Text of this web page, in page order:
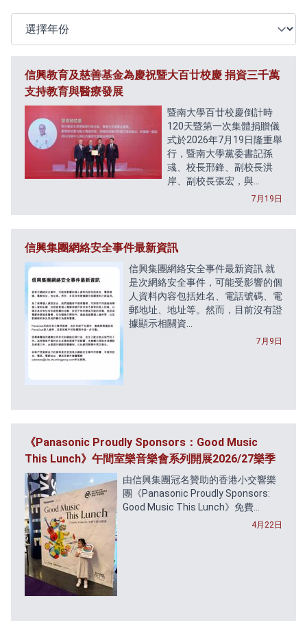
信興教育及慈善基金為慶祝暨大百廿校慶 捐資三千萬
支持教育與醫療發展
暨南大學百廿校慶倒計時
120天暨第一次集體捐贈儀
式於2026年7月19日隆重舉
行，暨南大學黨委書記孫
彧、校長邢鋒、副校長洪
岸、副校長張宏，與...
7月19日
信興集團網絡安全事件最新資訊
信興集團網絡安全事件最新資訊 就
是次網絡安全事件，可能受影響的個
人資料內容包括姓名、電話號碼、電
郵地址、地址等。然而，目前沒有證
據顯示相關資...
7月9日
《Panasonic Proudly Sponsors：Good Music
This Lunch》午間室樂音樂會系列開展2026/27樂季
由信興集團冠名贊助的香港小交響樂
團《Panasonic Proudly Sponsors:
Good Music This Lunch》免費...
4月22日